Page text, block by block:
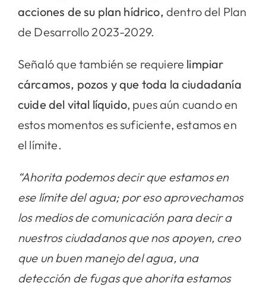
acciones de su plan hídrico, dentro del Plan
de Desarrollo 2023-2029.
Señaló que también se requiere limpiar
cárcamos, pozos y que toda la ciudadanía
cuide del vital líquido, pues aún cuando en
estos momentos es suficiente, estamos en
el límite.
“Ahorita podemos decir que estamos en
ese límite del agua; por eso aprovechamos
los medios de comunicación para decir a
nuestros ciudadanos que nos apoyen, creo
que un buen manejo del agua, una
detección de fugas que ahorita estamos